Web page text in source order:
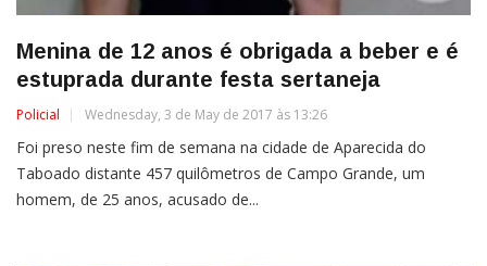
Menina de 12 anos é obrigada a beber e é
estuprada durante festa sertaneja
Policial Wednesday, 3 de May de 2017 às 13:26
Foi preso neste fim de semana na cidade de Aparecida do
Taboado distante 457 quilômetros de Campo Grande, um
homem, de 25 anos, acusado de...